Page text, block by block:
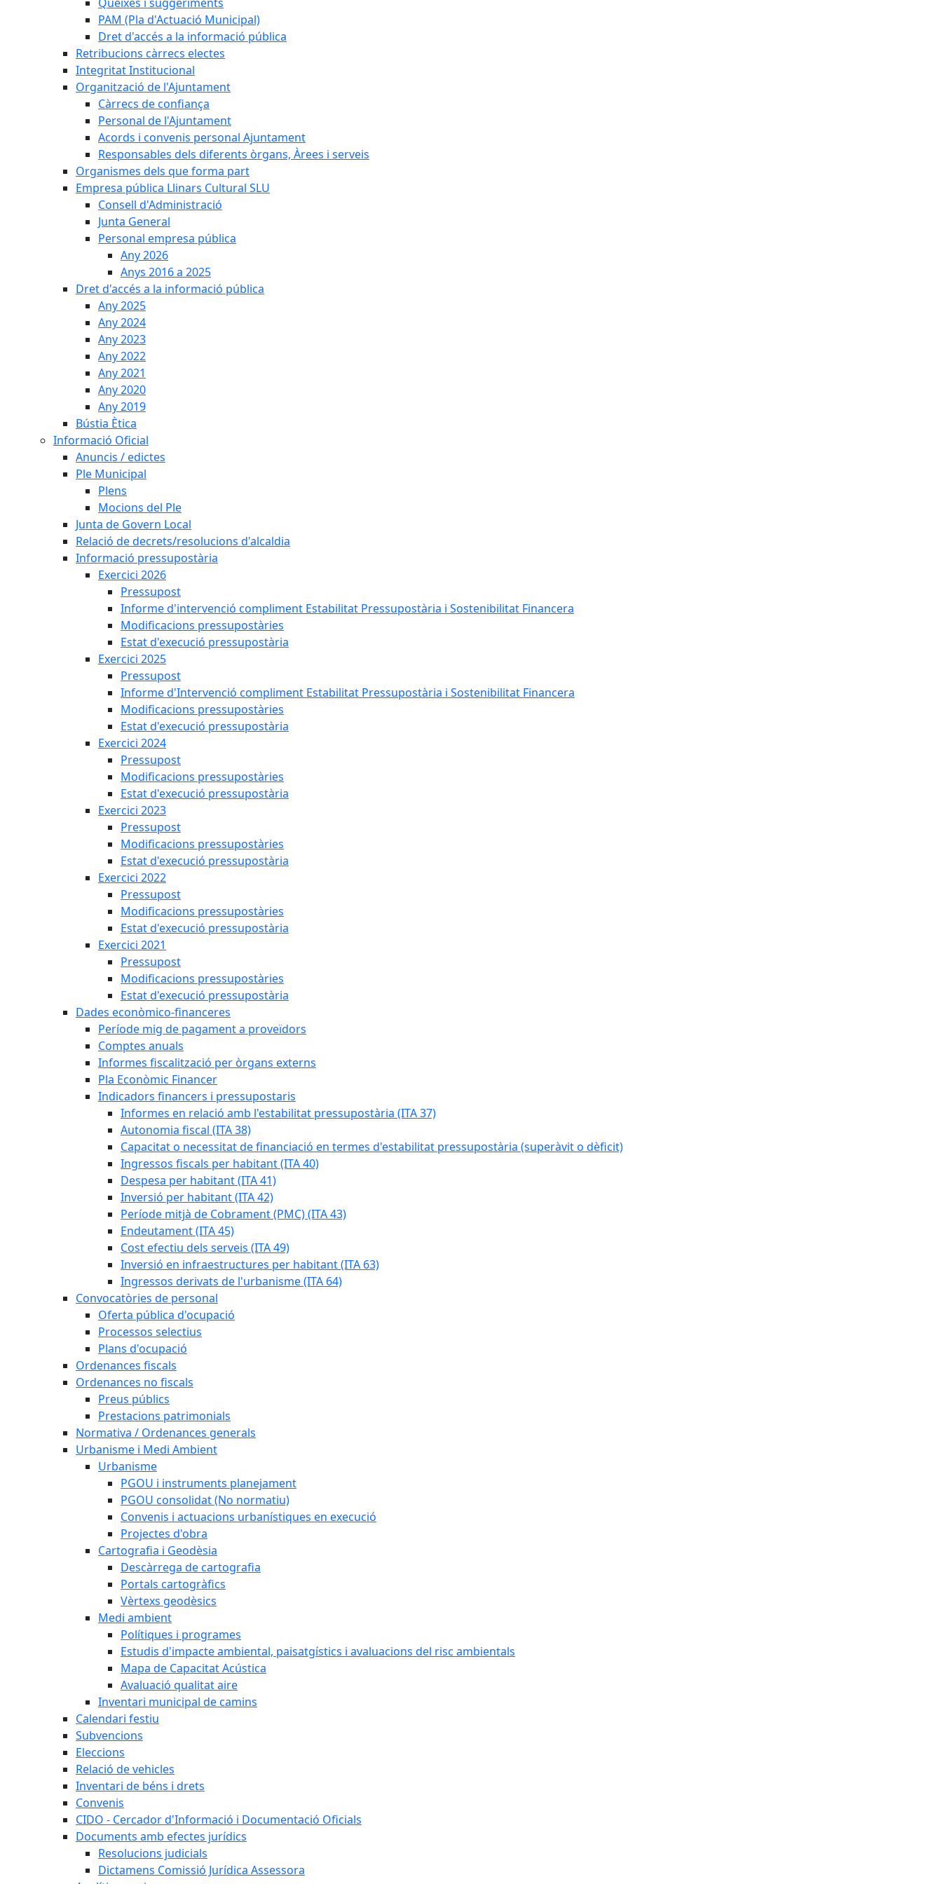
PAM (Pla d'Actuació Municipal)
Dret d'accés a la informació pública
Retribucions càrrecs electes
Integritat Institucional
Organització de l'Ajuntament
Càrrecs de confiança
Personal de l'Ajuntament
Acords i convenis personal Ajuntament
Responsables dels diferents òrgans, Àrees i serveis
Organismes dels que forma part
Empresa pública Llinars Cultural SLU
Consell d'Administració
Junta General
Personal empresa pública
Any 2026
Anys 2016 a 2025
Dret d'accés a la informació pública
Any 2025
Any 2024
Any 2023
Any 2022
Any 2021
Any 2020
Any 2019
Bústia Ètica
Informació Oficial
Anuncis / edictes
Ple Municipal
Plens
Mocions del Ple
Junta de Govern Local
Relació de decrets/resolucions d'alcaldia
Informació pressupostària
Exercici 2026
Pressupost
Informe d'intervenció compliment Estabilitat Pressupostària i Sostenibilitat Financera
Modificacions pressupostàries
Estat d'execució pressupostària
Exercici 2025
Pressupost
Informe d'Intervenció compliment Estabilitat Pressupostària i Sostenibilitat Financera
Modificacions pressupostàries
Estat d'execució pressupostària
Exercici 2024
Pressupost
Modificacions pressupostàries
Estat d'execució pressupostària
Exercici 2023
Pressupost
Modificacions pressupostàries
Estat d'execució pressupostària
Exercici 2022
Pressupost
Modificacions pressupostàries
Estat d'execució pressupostària
Exercici 2021
Pressupost
Modificacions pressupostàries
Estat d'execució pressupostària
Dades econòmico-financeres
Període mig de pagament a proveïdors
Comptes anuals
Informes fiscalització per òrgans externs
Pla Econòmic Financer
Indicadors financers i pressupostaris
Informes en relació amb l'estabilitat pressupostària (ITA 37)
Autonomia fiscal (ITA 38)
Capacitat o necessitat de financiació en termes d'estabilitat pressupostària (superàvit o dèficit)
Ingressos fiscals per habitant (ITA 40)
Despesa per habitant (ITA 41)
Inversió per habitant (ITA 42)
Període mitjà de Cobrament (PMC) (ITA 43)
Endeutament (ITA 45)
Cost efectiu dels serveis (ITA 49)
Inversió en infraestructures per habitant (ITA 63)
Ingressos derivats de l'urbanisme (ITA 64)
Convocatòries de personal
Oferta pública d'ocupació
Processos selectius
Plans d'ocupació
Ordenances fiscals
Ordenances no fiscals
Preus públics
Prestacions patrimonials
Normativa / Ordenances generals
Urbanisme i Medi Ambient
Urbanisme
PGOU i instruments planejament
PGOU consolidat (No normatiu)
Convenis i actuacions urbanístiques en execució
Projectes d'obra
Cartografia i Geodèsia
Descàrrega de cartografia
Portals cartogràfics
Vèrtexs geodèsics
Medi ambient
Polítiques i programes
Estudis d'impacte ambiental, paisatgístics i avaluacions del risc ambientals
Mapa de Capacitat Acústica
Avaluació qualitat aire
Inventari municipal de camins
Calendari festiu
Subvencions
Eleccions
Relació de vehicles
Inventari de béns i drets
Convenis
CIDO - Cercador d'Informació i Documentació Oficials
Documents amb efectes jurídics
Resolucions judicials
Dictamens Comissió Jurídica Assessora